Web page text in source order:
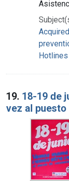
Hotlines
19. 18-19 de
vez al